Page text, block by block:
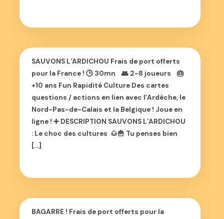
SAUVONS L’ARDICHOU Frais de port offerts
pour la France ! 🕒 30mn 👥 2-8 joueurs 🎂
+10 ans Fun Rapidité Culture Des cartes
questions / actions en lien avec l’Ardèche, le
Nord-Pas-de-Calais et la Belgique ! Joue en
ligne ! ➕ DESCRIPTION SAUVONS L’ARDICHOU
: Le choc des cultures 🌰🍟 Tu penses bien
[…]
BAGARRE ! Frais de port offerts pour la